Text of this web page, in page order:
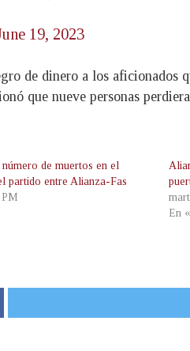
19, 2023
de dinero a los aficionados
que nueve personas
de muertos en el
partido entre Alianza-Fas
PM
En